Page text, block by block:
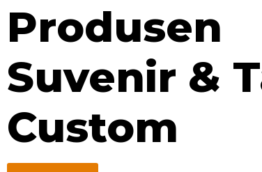
Produsen
Suvenir &
Custom